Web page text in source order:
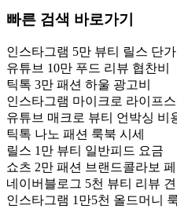
빠른 검색 바로가기
인스타그램 5만 뷰티 릴스 단가
유튜브 10만 푸드 리뷰 협찬비
틱톡 3만 패션 하울 광고비
인스타그램 마이크로 라이프
유튜브 매크로 뷰티 언박싱 비
틱톡 나노 패션 룩북 시세
릴스 1만 뷰티 일반피드 요금
쇼츠 2만 패션 브랜드콜라보 페
네이버블로그 5천 뷰티 리뷰
인스타그램 1만5천 올드머니